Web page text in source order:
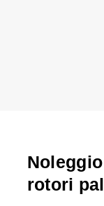
rotori